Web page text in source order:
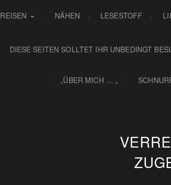
REISEN NÄHEN LESESTOFF
DIESE SEITEN SOLLTET IHR UNBEDINGT
„ÜBER MICH … „